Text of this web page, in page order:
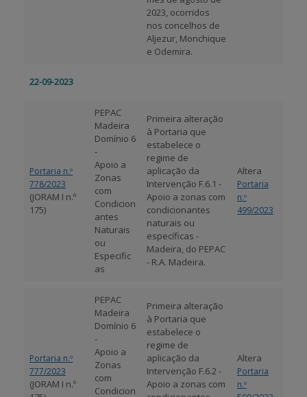
2023, ocorridos
nos concelhos de
Aljezur, Monchique
e Odemira.
22-09-2023
Portaria n.º
778/2023
(JORAM I n.º
175)
PEPAC
Madeira
Domínio 6
-
Apoio a
Zonas
com
Condicion
antes
Naturais
ou
Especific
as
Primeira alteração
à Portaria que
estabelece o
regime de
aplicação da
Intervenção F.6.1 -
Apoio a zonas com
condicionantes
naturais ou
específicas -
Madeira, do PEPAC
- R.A. Madeira.
Altera
Portaria
n.º
499/2023
Portaria n.º
777/2023
(JORAM I n.º
PEPAC
Madeira
Domínio 6
-
Apoio a
Zonas
com
Condicion
Primeira alteração
à Portaria que
estabelece o
regime de
aplicação da
Intervenção F.6.2 -
Apoio a zonas com
Altera
Portaria
n.º